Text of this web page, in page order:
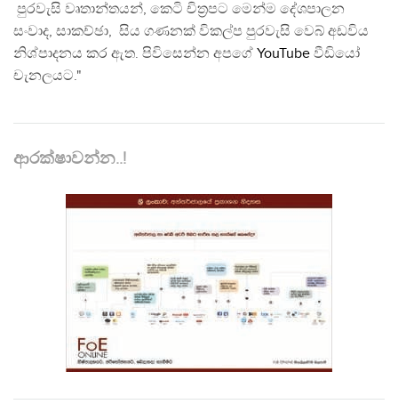
පුරවැසි වෘතාන්තයන්, කෙටි චිත්‍රපට මෙන්ම දේශපාලන
සංවාද, සාකච්ඡා, සිය ගණනක් විකල්ප පුරවැසි වෙබ් අඩවිය
නිශ්පාදනය කර ඇත. පිවිසෙන්න අපගේ YouTube වීඩියෝ
චැනලයට."
ආරක්ෂාවන්න..!